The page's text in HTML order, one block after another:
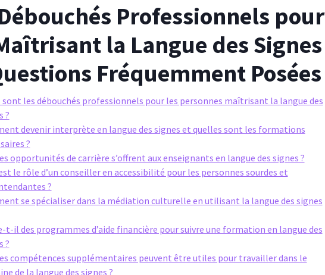
Professionnels pour
la Langue des Signes
Fréquemment Posées
sont les débouchés professionnels pour les personnes maîtrisant la langue des
?
devenir interprète en langue des signes et quelles sont les formations
?
opportunités de carrière s’offrent aux enseignants en langue des signes ?
le rôle d’un conseiller en accessibilité pour les personnes sourdes et
?
se spécialiser dans la médiation culturelle en utilisant la langue des signes
t-il des programmes d’aide financière pour suivre une formation en langue des
?
compétences supplémentaires peuvent être utiles pour travailler dans le
de la langue des signes ?